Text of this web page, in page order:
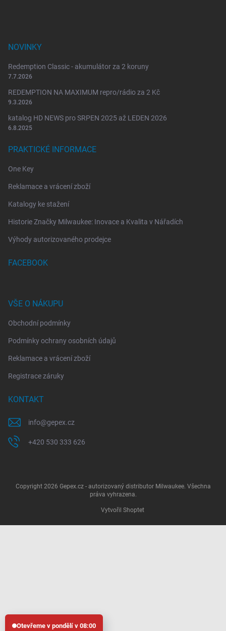
NOVINKY
Redemption Classic - akumulátor za 2 koruny
7.7.2026
REDEMPTION NA MAXIMUM repro/rádio za 2 Kč
9.3.2026
katalog HD NEWS pro SRPEN 2025 až LEDEN 2026
6.8.2025
PRAKTICKÉ INFORMACE
One Key
Reklamace a vrácení zboží
Katalogy ke stažení
Historie Značky Milwaukee: Inovace a Kvalita v Nářadích
Výhody autorizovaného prodejce
FACEBOOK
VŠE O NÁKUPU
Obchodní podmínky
Podmínky ochrany osobních údajů
Reklamace a vrácení zboží
Registrace záruky
KONTAKT
info@gepex.cz
+420 530 333 626
Vytvořil Shoptet
Copyright 2026 Gepex.cz - autorizovaný distributor Milwaukee. Všechna
práva vyhrazena.
Otevřeme v pondělí v 08:00